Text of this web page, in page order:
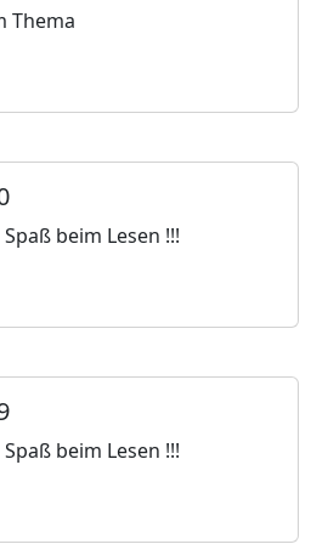
Thema
beim Lesen !!!
beim Lesen !!!